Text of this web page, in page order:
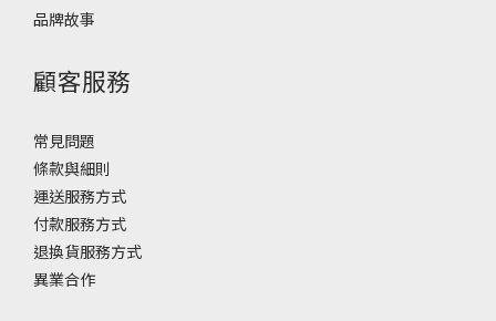
品牌故事
顧客服務
常見問題
條款與細則
運送服務方式
付款服務方式
退換貨服務方式
異業合作